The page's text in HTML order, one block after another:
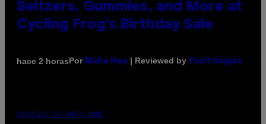
Seltzers, Gummies, and More at
Cycling Frog’s Birthday Sale
hace 2 horasPor Maha Haq | Reviewed by Ysolt Usigan
COURTESY OF NWTN HOME